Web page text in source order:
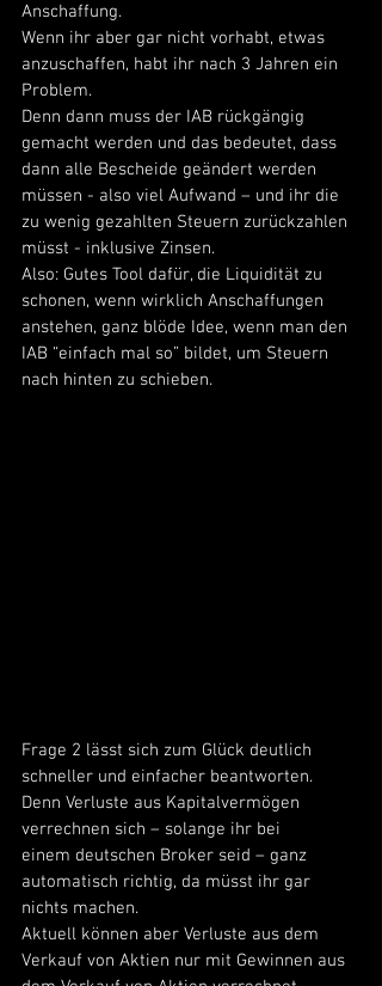
Anschaffung.
Wenn ihr aber gar nicht vorhabt, etwas
anzuschaffen, habt ihr nach 3 Jahren ein
Problem.
Denn dann muss der IAB rückgängig
gemacht werden und das bedeutet, dass
dann alle Bescheide geändert werden
müssen - also viel Aufwand – und ihr die
zu wenig gezahlten Steuern zurückzahlen
müsst - inklusive Zinsen.
Also: Gutes Tool dafür, die Liquidität zu
schonen, wenn wirklich Anschaffungen
anstehen, ganz blöde Idee, wenn man den
IAB “einfach mal so” bildet, um Steuern
nach hinten zu schieben.
Frage 2 lässt sich zum Glück deutlich
schneller und einfacher beantworten.
Denn Verluste aus Kapitalvermögen
verrechnen sich – solange ihr bei
einem deutschen Broker seid – ganz
automatisch richtig, da müsst ihr gar
nichts machen.
Aktuell können aber Verluste aus dem
Verkauf von Aktien nur mit Gewinnen aus